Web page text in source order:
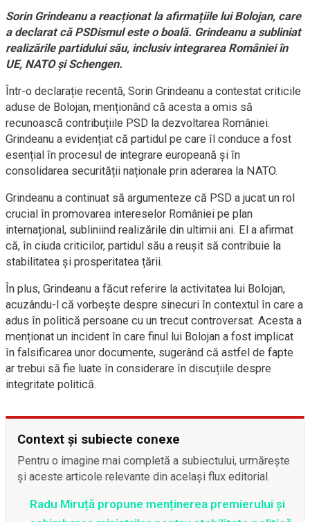
Sorin Grindeanu a reacționat la afirmațiile lui Bolojan, care
a declarat că PSDismul este o boală. Grindeanu a subliniat
realizările partidului său, inclusiv integrarea României în
UE, NATO și Schengen.
Într-o declarație recentă, Sorin Grindeanu a contestat criticile
aduse de Bolojan, menționând că acesta a omis să
recunoască contribuțiile PSD la dezvoltarea României.
Grindeanu a evidențiat că partidul pe care îl conduce a fost
esențial în procesul de integrare europeană și în
consolidarea securității naționale prin aderarea la NATO.
Grindeanu a continuat să argumenteze că PSD a jucat un rol
crucial în promovarea intereselor României pe plan
internațional, subliniind realizările din ultimii ani. El a afirmat
că, în ciuda criticilor, partidul său a reușit să contribuie la
stabilitatea și prosperitatea țării.
În plus, Grindeanu a făcut referire la activitatea lui Bolojan,
acuzându-l că vorbește despre sinecuri în contextul în care a
adus în politică persoane cu un trecut controversat. Acesta a
menționat un incident în care finul lui Bolojan a fost implicat
în falsificarea unor documente, sugerând că astfel de fapte
ar trebui să fie luate în considerare în discuțiile despre
integritate politică.
Context și subiecte conexe
Pentru o imagine mai completă a subiectului, urmărește
și aceste articole relevante din același flux editorial.
Radu Miruță propune menținerea premierului și